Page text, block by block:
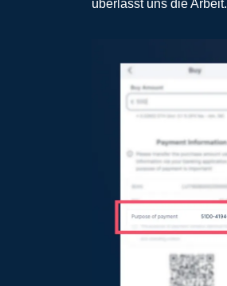
überlässt uns die Arbeit.